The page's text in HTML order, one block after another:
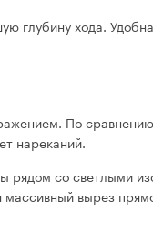
глубину хода.
По
нареканий.
рядом со светлыми
вырез